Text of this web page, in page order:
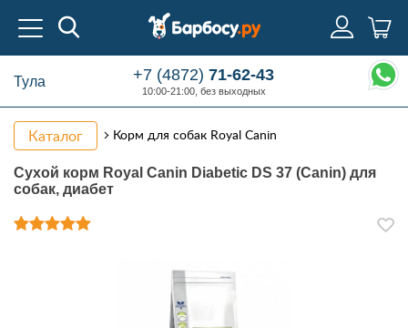
Тула +7 (4872)71-62-43
10:00-21:00, без выходных
Каталог Корм для собак Royal Canin
Сухой корм Royal Canin Diabetic DS 37 (Canin) для
собак, диабет